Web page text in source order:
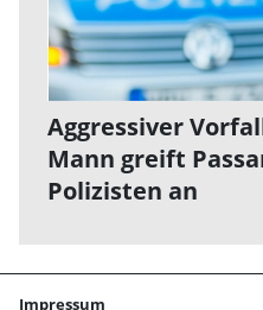
Aggressiver
Mann greift
Polizisten an
Impressum